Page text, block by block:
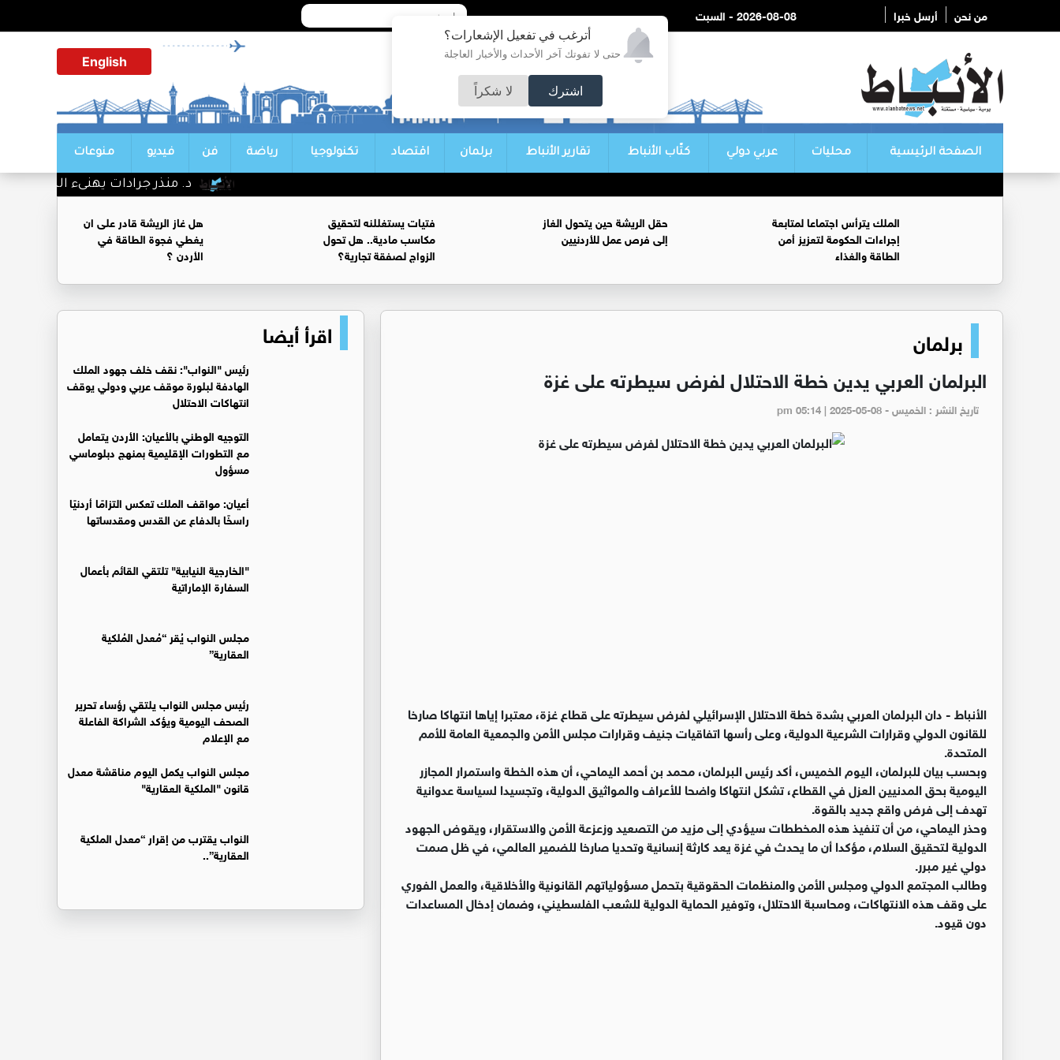
أترغب في تفعيل الإشعارات؟
حتى لا تفوتك آخر الأحداث والأخبار العاجلة
اشترك لا شكراً
من نحن أرسل خبرا 2026-08-08 - السبت
English
الصفحة الرئيسية محليات عربي دولي كتّاب الأنباط تقارير الأنباط برلمان اقتصاد تكنولوجيا رياضة فن فيديو منوعات
د. منذر جرادات يهنىء الشيخ
الملك يترأس اجتماعا لمتابعة
إجراءات الحكومة لتعزيز أمن
الطاقة والغذاء
حقل الريشة حين يتحول الغاز
إلى فرص عمل للأردنيين
فتيات يستغللنه لتحقيق
مكاسب مادية.. هل تحول
الزواج لصفقة تجارية؟
هل غاز الريشة قادر على ان
يغطي فجوة الطاقة في
الأردن ؟
برلمان
البرلمان العربي يدين خطة الاحتلال لفرض سيطرته على غزة
تاريخ النشر : الخميس - pm 05:14 | 2025-05-08
الأنباط -دان البرلمان العربي بشدة خطة الاحتلال الإسرائيلي لفرض سيطرته على قطاع غزة، معتبرا إياها انتهاكا صارخا
للقانون الدولي وقرارات الشرعية الدولية، وعلى رأسها اتفاقيات جنيف وقرارات مجلس الأمن والجمعية العامة للأمم
المتحدة.
وبحسب بيان للبرلمان، اليوم الخميس، أكد رئيس البرلمان، محمد بن أحمد اليماحي، أن هذه الخطة واستمرار المجازر
اليومية بحق المدنيين العزل في القطاع، تشكل انتهاكا واضحا للأعراف والمواثيق الدولية، وتجسيدا لسياسة عدوانية
تهدف إلى فرض واقع جديد بالقوة.
وحذر اليماحي، من أن تنفيذ هذه المخططات سيؤدي إلى مزيد من التصعيد وزعزعة الأمن والاستقرار، ويقوض الجهود
الدولية لتحقيق السلام، مؤكدا أن ما يحدث في غزة يعد كارثة إنسانية وتحديا صارخا للضمير العالمي، في ظل صمت
دولي غير مبرر.
وطالب المجتمع الدولي ومجلس الأمن والمنظمات الحقوقية بتحمل مسؤولياتهم القانونية والأخلاقية، والعمل الفوري
على وقف هذه الانتهاكات، ومحاسبة الاحتلال، وتوفير الحماية الدولية للشعب الفلسطيني، وضمان إدخال المساعدات
دون قيود.
اقرأ أيضا
رئيس "النواب": نقف خلف جهود الملك
الهادفة لبلورة موقف عربي ودولي يوقف
انتهاكات الاحتلال
التوجيه الوطني بالأعيان: الأردن يتعامل
مع التطورات الإقليمية بمنهج دبلوماسي
مسؤول
أعيان: مواقف الملك تعكس التزامًا أردنيًا
راسخًا بالدفاع عن القدس ومقدساتها
"الخارجية النيابية" تلتقي القائم بأعمال
السفارة الإماراتية
مجلس النواب يُقر “مُعدل المُلكية
العقارية”
رئيس مجلس النواب يلتقي رؤساء تحرير
الصحف اليومية ويؤكد الشراكة الفاعلة
مع الإعلام
مجلس النواب يكمل اليوم مناقشة معدل
قانون "الملكية العقارية"
النواب يقترب من إقرار “معدل الملكية
العقارية”..